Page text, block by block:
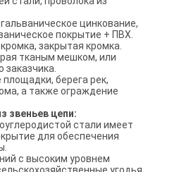
цинкование,
покрытие + ПВХ.
закрытая кромка.
тканым мешком, или
берега рек,
а также ограждение
звеньев цепи:
стали имеет
для обеспечения
с высоким уровнем